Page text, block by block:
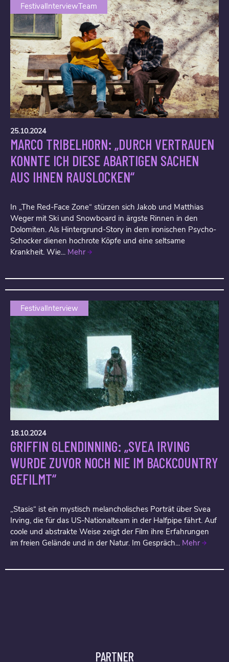
FestivalInterviewTeam
25.10.2024
MARCO TRIBELHORN: „DURCH VERTRAUEN
KONNTE ICH DIESE ABARTIGEN SACHEN
AUS IHNEN RAUSLOCKEN“
In „The Red-Face Zone“ stürzen sich Jakob und Matthias
Weger mit Ski und Snowboard in ärgste Rinnen in den
Dolomiten. Als Hintergrund-Story in dem ironischen Psycho-
Schocker dienen hochrote Köpfe und eine seltsame
Krankheit. Wie... Mehr
FestivalInterview
18.10.2024
GRIFFIN GLENDINNING: „SVEA IRVING
WURDE ZUVOR NOCH NIE IM BACKCOUNTRY
GEFILMT“
„Stasis“ ist ein mystisch melancholisches Porträt über Svea
Irving, die für das US-Nationalteam in der Halfpipe fährt. Auf
coole und abstrakte Weise zeigt der Film ihre Erfahrungen
im freien Gelände und in der Natur. Im Gespräch... Mehr
PARTNER